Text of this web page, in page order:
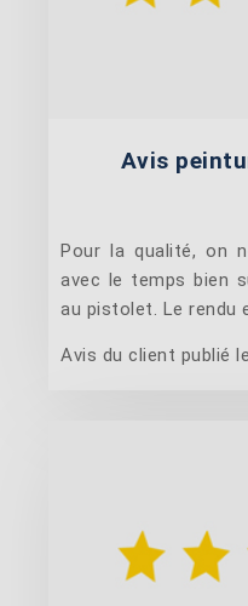
Avis
Pour la qualité, on
avec le temps bien
au pistolet. Le rendu
Avis du client publié